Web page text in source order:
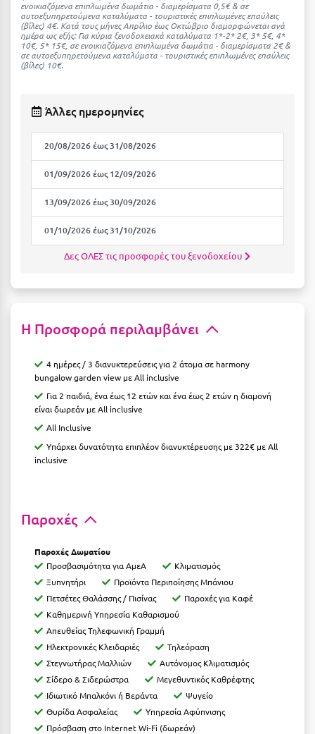
Σαμοθράκη
Σάμος
Σαντορίνη
Σέρρες
Σιθωνία
Σίκινος
Σκαφιδιά Ηλείας
Σκιάθος
Σούνιο
Σπέτσες
Σποράδες
Σύμη
Σχοινούσα
Τζουμέρκα
Τήνος
Τολό
Τριζόνια Φωκίδος
Τρίκαλα Κορινθίας
ενοικιαζόμενα επιπλωμένα δωμάτια - διαμερίσματα 0,5€ & σε
αυτοεξυπηρετούμενα καταλύματα - τουριστικές επιπλωμένες επαύλεις
(βίλες) 4€. Kατά τους μήνες Απρίλιο έως Οκτώβριο διαμορφώνεται ανά
ημέρα ως εξής: Για κύρια ξενοδοχειακά καταλύματα 1*-2* 2€, 3* 5€, 4*
10€, 5* 15€, σε ενοικιαζόμενα επιπλωμένα δωμάτια - διαμερίσματα 2€ &
σε αυτοεξυπηρετούμενα καταλύματα - τουριστικές επιπλωμένες επαύλεις
(βίλες) 10€.
Άλλες ημερομηνίες
20/08/2026 έως 31/08/2026
01/09/2026 έως 12/09/2026
13/09/2026 έως 30/09/2026
01/10/2026 έως 31/10/2026
Δες ΟΛΕΣ τις προσφορές του ξενοδοχείου
Η Προσφορά περιλαμβάνει
4 ημέρες / 3 διανυκτερεύσεις για 2 άτομα σε harmony
bungalow garden view με All inclusive
Για 2 παιδιά, ένα έως 12 ετών και ένα έως 2 ετών η διαμονή
είναι δωρεάν με All inclusive
All Inclusive
Υπάρχει δυνατότητα επιπλέον διανυκτέρευσης με 322€ με All
inclusive
Παροχές
Παροχές Δωματίου
Προσβασιμότητα για ΑμεΑ
Κλιματισμός
Ξυπνητήρι
Προϊόντα Περιποίησης Μπάνιου
Πετσέτες Θαλάσσης / Πισίνας
Παροχές για Καφέ
Καθημερινή Υπηρεσία Καθαρισμού
Απευθείας Τηλεφωνική Γραμμή
Ηλεκτρονικές Κλειδαριές
Τηλεόραση
Στεγνωτήρας Μαλλιών
Αυτόνομος Κλιματισμός
Σίδερο & Σιδερώστρα
Μεγεθυντικός Καθρέφτης
Ιδιωτικό Μπαλκόνι ή Βεράντα
Ψυγείο
Θυρίδα Ασφαλείας
Υπηρεσία Αφύπνισης
Πρόσβαση στο Internet Wi-Fi (δωρεάν)